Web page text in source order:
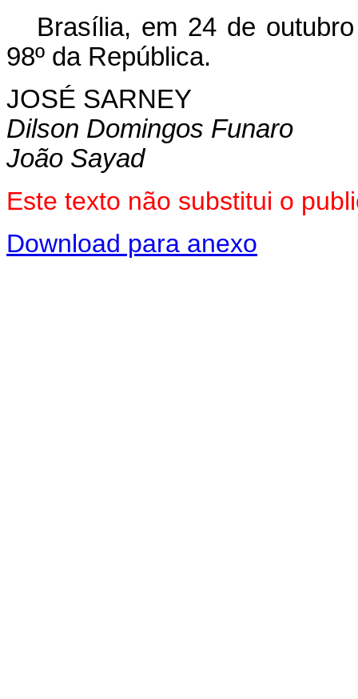
Brasília, em 24 de
98º da República.
JOSÉ SARNEY
Dilson Domingos Funaro
João Sayad
Este texto não substitui o
Download para anexo